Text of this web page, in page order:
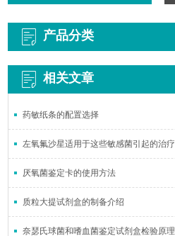
产品分类
相关文章
药敏纸条的配置选择
左氧氟沙星适用于这些敏感菌引起的治疗
厌氧菌鉴定卡的使用方法
质粒大提试剂盒的制备介绍
奈瑟氏球菌和嗜血菌鉴定试剂盒检验原理